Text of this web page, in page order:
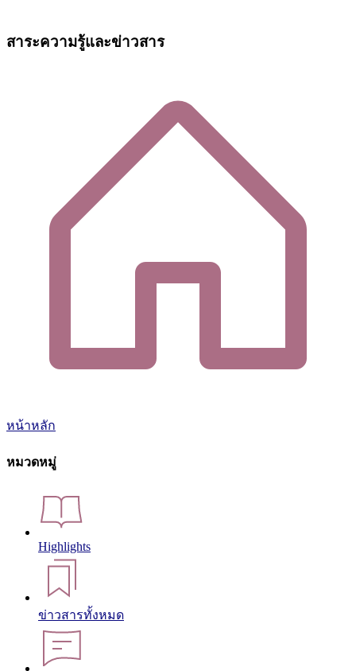
สาระความรู้และข่าวสาร
หน้าหลัก
หมวดหมู่
Highlights
ข่าวสารทั้งหมด